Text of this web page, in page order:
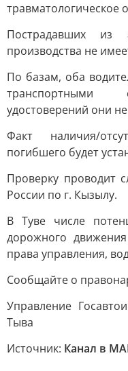
травматологическое
Пострадавших из
производства не
По базам, оба
транспортными
удостоверений они
Факт наличия/
погибшего будет
Проверку проводит
России по г. Кызылу.
В Туве числе
дорожного
права управления,
Сообщайте о
Управление
Тыва
Источник: Канал в